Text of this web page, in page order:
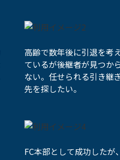
高齢で数年後に引退を考
ているが後継者が見つか
ない。任せられる引き継
先を探したい。
FC本部として成功したが